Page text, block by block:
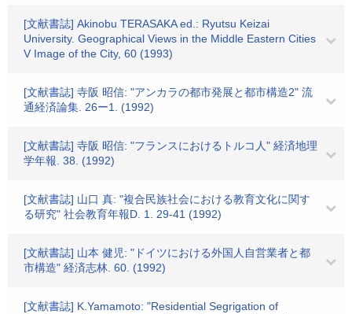
[文献書誌] Akinobu TERASAKA ed.: Ryutsu Keizai
University. Geographical Views in the Middle Eastern Cities
V Image of the City, 60 (1993)
[文献書誌] 寺阪 昭信: "アンカラの都市発展と都市構造2" 流
通経済論集. 26ー1. (1992)
[文献書誌] 寺阪 昭信: "フランスにおけるトルコ人" 経済地理
学年報. 38. (1992)
[文献書誌] 山口 真: "複合民族社会における教育文化に関す
る研究" 社会教育年報D. 1. 29-41 (1992)
[文献書誌] 山本 健児: "ドイツにおける外国人自営業者と都
市構造" 経済志林. 60. (1992)
[文献書誌] K.Yamamoto: "Residential Segrigation of